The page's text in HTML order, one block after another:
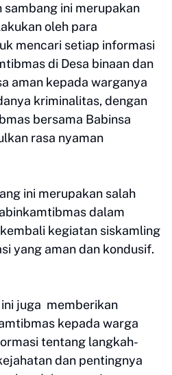
ini merupakan
oleh para
mencari setiap informasi
di Desa binaan dan
aman kepada warganya
kriminalitas, dengan
bersama Babinsa
rasa nyaman
ini merupakan salah
dalam
kegiatan siskamling
yang aman dan kondusif.
ini juga memberikan
kepada warga
tentang langkah-
dan pentingnya